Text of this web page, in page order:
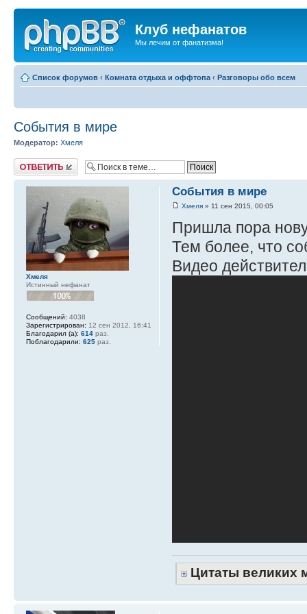
Клуб нефанатов
Мы лечим от фанатизма!
Список форумов ‹ Комната отдыха и оффтопа ‹ Разговоры обо всем
События в мире
Модератор: Хмеля
Ответить
События в мире
Хмеля» 11 сен 2015, 00:05
Пришла пора
Тем более, что
Видео
Цитаты великих
Хмеля
Истинный нефанат
Сообщений: 4038
Зарегистрирован: 12 сен 2012, 16:41
Благодарил (а): 614 раз.
Поблагодарили: 625 раз.